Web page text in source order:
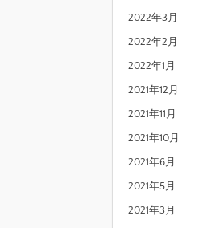
2022年3月
2022年2月
2022年1月
2021年12月
2021年11月
2021年10月
2021年6月
2021年5月
2021年3月